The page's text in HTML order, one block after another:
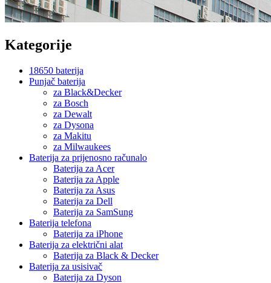
Kategorije
18650 baterija
Punjač baterija
za Black&Decker
za Bosch
za Dewalt
za Dysona
za Makitu
za Milwaukees
Baterija za prijenosno računalo
Baterija za Acer
Baterija za Apple
Baterija za Asus
Baterija za Dell
Baterija za SamSung
Baterija telefona
Baterija za iPhone
Baterija za električni alat
Baterija za Black & Decker
Baterija za usisivač
Baterija za Dyson